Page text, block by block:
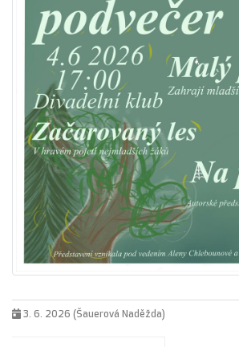
3. 6. 2026 (Šauerová Naděžda)